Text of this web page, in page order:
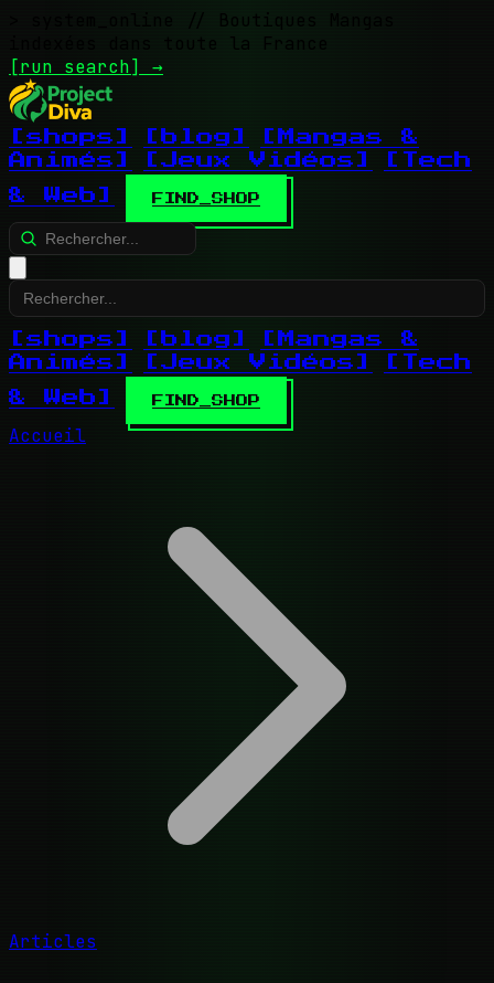
// Boutiques Mangas
indexées dans toute la France
[run search] →
[shops] [blog]
[Mangas &
Animés]
[Jeux Vidéos]
[Tech
& Web]
FIND_SHOP
[shops] [blog]
[Mangas &
Animés]
[Jeux Vidéos]
[Tech
& Web]
FIND_SHOP
Accueil
Articles